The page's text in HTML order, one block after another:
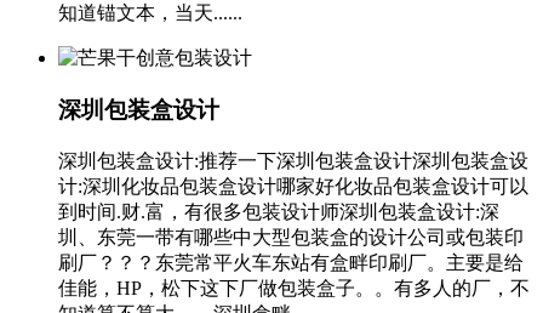
知道锚文本，当天......
深圳包装盒设计
深圳包装盒设计:推荐一下深圳包装盒设计深圳包装盒设
计:深圳化妆品包装盒设计哪家好化妆品包装盒设计可以
到时间.财.富，有很多包装设计师深圳包装盒设计:深
圳、东莞一带有哪些中大型包装盒的设计公司或包装印
刷厂？？？东莞常平火车东站有盒畔印刷厂。主要是给
佳能，HP，松下这下厂做包装盒子。。有多人的厂，不